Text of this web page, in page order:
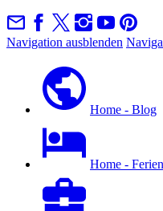
Navigation ausblenden
Home - Blog
Home -